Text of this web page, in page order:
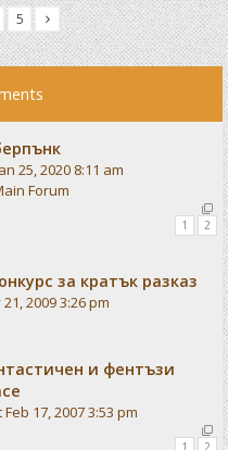
5
25, 2020 8:11 am
Forum
1 2
за кратък разказ
2009 3:26 pm
и фентъзи
Feb 17, 2007 3:53 pm